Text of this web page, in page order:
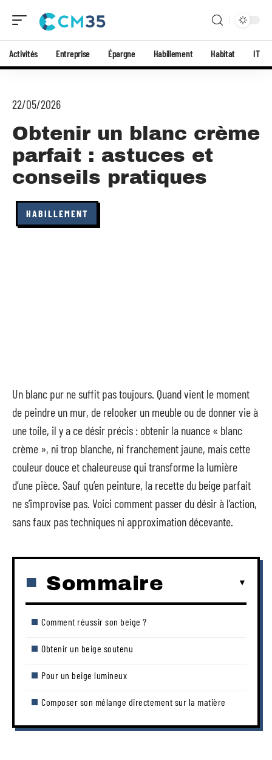
Activités Entreprise Épargne Habillement Habitat IT
22/05/2026
Obtenir un blanc crème
parfait : astuces et
conseils pratiques
HABILLEMENT
Un blanc pur ne suffit pas toujours. Quand vient le moment
de peindre un mur, de relooker un meuble ou de donner vie à
une toile, il y a ce désir précis : obtenir la nuance « blanc
crème », ni trop blanche, ni franchement jaune, mais cette
couleur douce et chaleureuse qui transforme la lumière
d’une pièce. Sauf qu’en peinture, la recette du beige parfait
ne s’improvise pas. Voici comment passer du désir à l’action,
sans faux pas techniques ni approximation décevante.
Sommaire
Comment réussir son beige ?
Obtenir un beige soutenu
Pour un beige lumineux
Composer son mélange directement sur la matière